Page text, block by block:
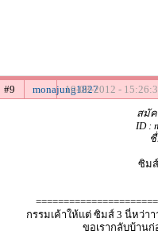
#9 monajung1827
10-08-2012 -
สมั
ID :
ซิมส์
กรรมเค้าให้แต่ ซิมส์ 3 นี่หว่าา
ขอเรากลับบ้านก่